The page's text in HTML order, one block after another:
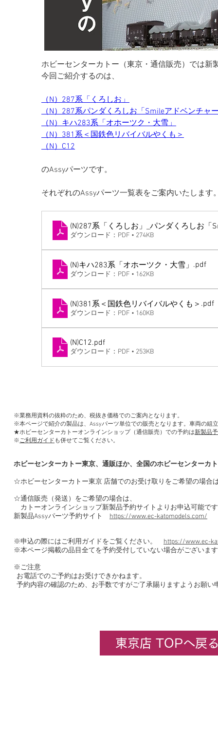
ホビーセンターカトー（東京・通信販売）では新
今回ご紹介するのは、
（N）287系「くろしお」
（N）287系パンダくろしお「Smileアドベンチャ
（N）キハ283系「オホーツク・大雪」
（N）381系＜国鉄色リバイバルやくも＞
（N）C12
のAssyパーツです。
それぞれのAssyパーツ一覧表をご案内いたします
(N)287系「くろしお」_パンダくろしお「
ダウンロード：PDF • 274KB
(N)キハ283系「オホーツク・大雪」 .pdf
ダウンロード：PDF • 162KB
(N)381系＜国鉄色リバイバルやくも＞ .pdf
ダウンロード：PDF • 160KB
(N)C12.pdf
ダウンロード：PDF • 253KB
※業務用資料の抜粋のため、税抜き価格でのご案内となります。
※本ページで紹介の製品は、Assyパーツ単位での販売となります。車両の組
★ホビーセンターカトーオンラインショップ（通信販売）での予約は新製品
※ご利用ガイド も併せてご覧ください。
ホビーセンターカトー東京、通販ほか、全国のホビーセンターカ
☆ホビーセンターカトー東京 店舗でのお受け取りをご希望の場合
☆通信販売（発送）をご希望の場合は、
カトーオンラインショップ新製品予約サイトよりお申込可能で
新製品Assyパーツ予約サイト https://www.ec-katomodels.com/
※申込の際にはご利用ガイドをご覧ください。 https://www.ec-
※本ページ掲載の品目全てを予約受付していない場合がございま
※ご注意
お電話でのご予約はお受けできかねます。
予約内容の確認のため、お手数ですがご了承賜りますようお願い
東京店 TOPへ戻